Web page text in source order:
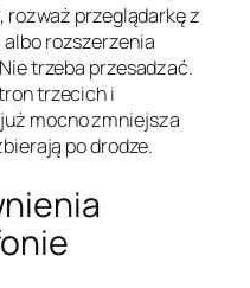
rozważ przeglądarkę z
rozszerzenia
trzeba przesadzać.
trzecich i
mocno zmniejsza
po drodze.